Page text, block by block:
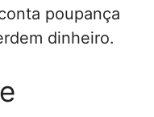
poupança
dinheiro.